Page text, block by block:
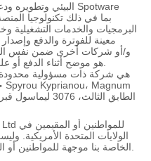
البرمجيات والخدمات التشغيلية
معينة للفوترة والدفع
هو موضح أثناء الدفع أو
الولايات المتحدة الأمريكية.